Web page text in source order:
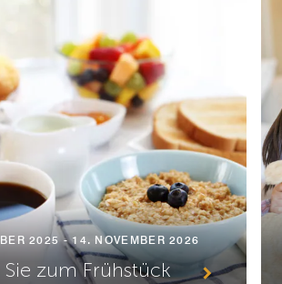
2025 - 14. NOVEMBER 2026
zum Frühstück